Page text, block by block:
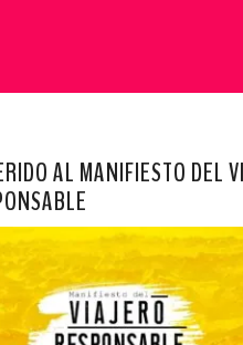
AL MANIFIESTO DEL